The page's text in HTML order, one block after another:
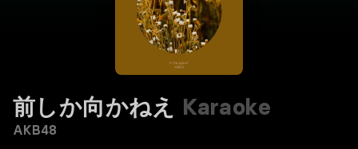
前しか向かねえ Karaoke
AKB48